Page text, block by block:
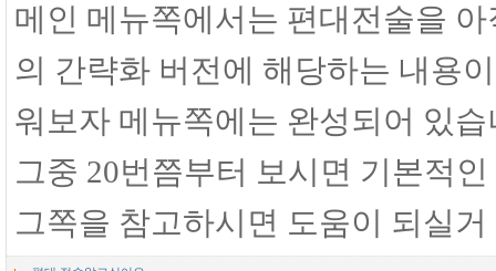
메인 메뉴쪽에서는 편대전술을
의 간략화 버전에 해당하는 내용
워보자 메뉴쪽에는 완성되어 있습
그중 20번쯤부터 보시면 기본적
그쪽을 참고하시면 도움이 되실